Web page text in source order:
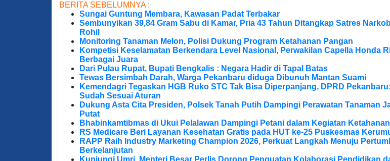
BERITA SEBELUMNYA :
Sungai Guntung Membara, Kawasan Padat Terbakar
Sembunyikan 39,84 Gram Sabu di Kamar, Pria 43 Tahun Ditangkap Satres
Rohil
Monitoring Tanaman Melon, Polisi Dukung Program Ketahanan Pangan
Kompetisi Keselamatan Berkendara Level Nasional, Perwakilan Capella Honda
Berbagai Juara
Dari Pulau Rupat, Bupati Bengkalis : Negara Hadir di Tapal Batas
Tewas Bersimbah Darah, Warga Pekanbaru diduga Dibunuh Mantan Suami
Kemendagri Tegaskan HGB Ruko STC Tak Bisa Diperpanjang, DPRD
Sudah Sesuai Aturan
Dukung Asta Cita Presiden, Polsek Tanah Putih Dampingi Perawatan Tanaman
Putat
Bhabinkamtibmas di Ukui Pelalawan Dampingi Petani dalam Kegiatan
RS Medicare Beri Layanan Kesehatan Gratis pada HUT ke-25 Puskesmas
RAPP Raih Industry Marketing Champion 2026, Perkuat Langkah Menuju
Berkelanjutan